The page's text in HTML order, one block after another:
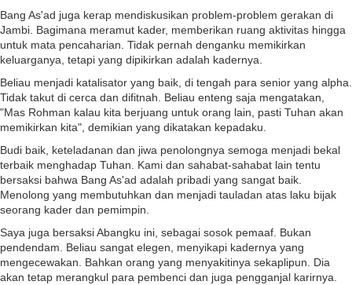
Bang As'ad juga kerap mendiskusikan problem-problem gerakan di
Jambi. Bagimana meramut kader, memberikan ruang aktivitas hingga
untuk mata pencaharian. Tidak pernah denganku memikirkan
keluarganya, tetapi yang dipikirkan adalah kadernya.
Beliau menjadi katalisator yang baik, di tengah para senior yang alpha.
Tidak takut di cerca dan difitnah. Beliau enteng saja mengatakan,
"Mas Rohman kalau kita berjuang untuk orang lain, pasti Tuhan akan
memikirkan kita", demikian yang dikatakan kepadaku.
Budi baik, keteladanan dan jiwa penolongnya semoga menjadi bekal
terbaik menghadap Tuhan. Kami dan sahabat-sahabat lain tentu
bersaksi bahwa Bang As'ad adalah pribadi yang sangat baik.
Menolong yang membutuhkan dan menjadi tauladan atas laku bijak
seorang kader dan pemimpin.
Saya juga bersaksi Abangku ini, sebagai sosok pemaaf. Bukan
pendendam. Beliau sangat elegen, menyikapi kadernya yang
mengecewakan. Bahkan orang yang menyakitinya sekaplipun. Dia
akan tetap merangkul para pembenci dan juga pengganjal karirnya.